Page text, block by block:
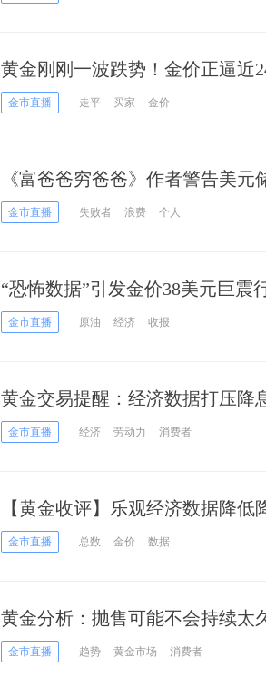
黄金刚刚一波跌势！金价正逼近
析师金价技术分析
金市直播 走平 买家 金价
《富爸爸穷爸爸》作者警告美元
烦”了！“美元将会崩溃”
金市直播 失败者 浪费 个人
“恐怖数据”引发金价38美元巨震
消息
金市直播 原油 经济 收报
黄金交易提醒：经济数据打压降
势仍提供支撑，多头或仍“图谋”
金市直播 经济 劳动力 消费者
【黄金收评】乐观经济数据降
债强势回归 金价回吐涨幅
金市直播 总数 金价 数据
黄金分析：抛售可能不会持续太
金市直播 趋势 黄金市场 消费者